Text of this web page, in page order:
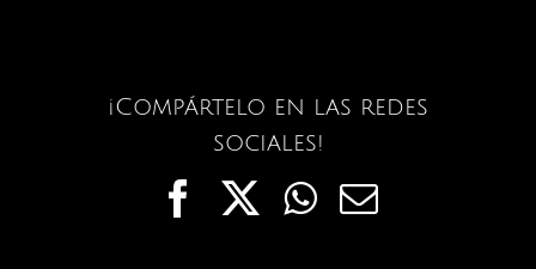
¡Compártelo en las redes
sociales!
Facebook
X WhatsApp
Correo